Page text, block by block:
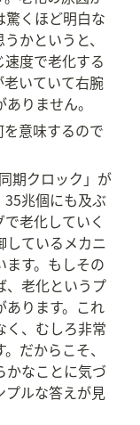
くほど明白な
かというと、
度で老化する
いていて右腕
りません。
意味するので
期クロック」が
35兆個にも及ぶ
老化していく
しているメカニ
す。もしその
、老化というプ
あります。これ
く、むしろ非常
だからこそ、
かなことに気づ
プルな答えが見